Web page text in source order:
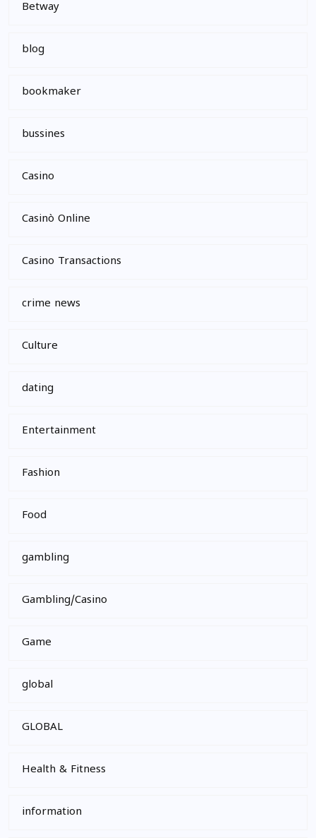
Betway
blog
bookmaker
bussines
Casino
Casinò Online
Casino Transactions
crime news
Culture
dating
Entertainment
Fashion
Food
gambling
Gambling/Casino
Game
global
GLOBAL
Health & Fitness
information